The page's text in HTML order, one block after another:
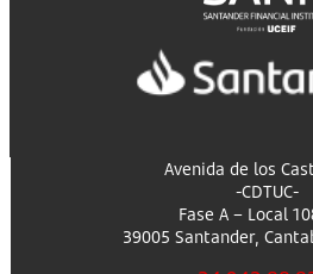
Avenida de los
-CDTUC-
Fase A – Local
39005 Santander,